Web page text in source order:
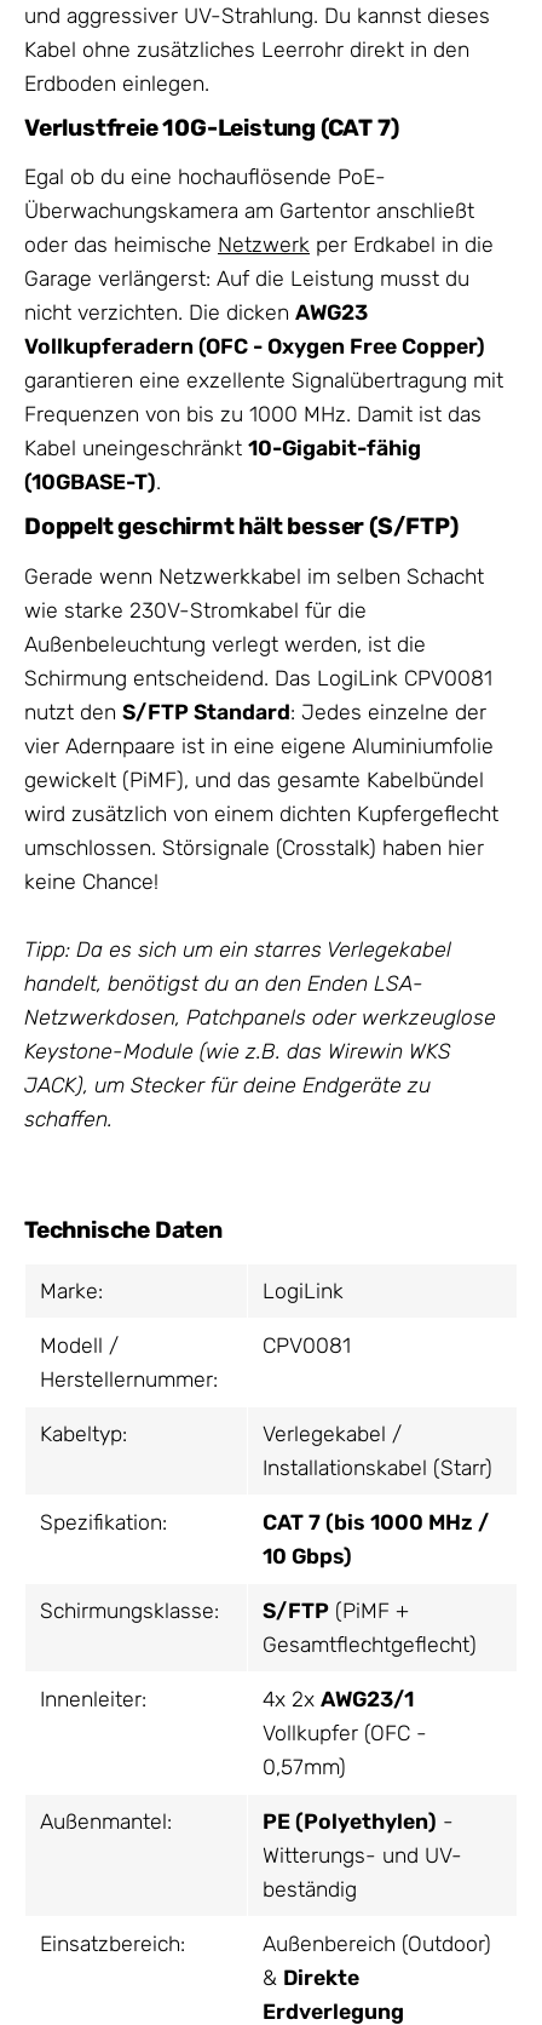
und aggressiver UV-Strahlung. Du kannst dieses
Kabel ohne zusätzliches Leerrohr direkt in den
Erdboden einlegen.
Verlustfreie 10G-Leistung (CAT 7)
Egal ob du eine hochauflösende PoE-
Überwachungskamera am Gartentor anschließt
oder das heimische Netzwerk per Erdkabel in die
Garage verlängerst: Auf die Leistung musst du
nicht verzichten. Die dicken AWG23
Vollkupferadern (OFC - Oxygen Free Copper)
garantieren eine exzellente Signalübertragung mit
Frequenzen von bis zu 1000 MHz. Damit ist das
Kabel uneingeschränkt 10-Gigabit-fähig
(10GBASE-T).
Doppelt geschirmt hält besser (S/FTP)
Gerade wenn Netzwerkkabel im selben Schacht
wie starke 230V-Stromkabel für die
Außenbeleuchtung verlegt werden, ist die
Schirmung entscheidend. Das LogiLink CPV0081
nutzt den S/FTP Standard: Jedes einzelne der
vier Adernpaare ist in eine eigene Aluminiumfolie
gewickelt (PiMF), und das gesamte Kabelbündel
wird zusätzlich von einem dichten Kupfergeflecht
umschlossen. Störsignale (Crosstalk) haben hier
keine Chance!
Tipp: Da es sich um ein starres Verlegekabel
handelt, benötigst du an den Enden LSA-
Netzwerkdosen, Patchpanels oder werkzeuglose
Keystone-Module (wie z.B. das Wirewin WKS
JACK), um Stecker für deine Endgeräte zu
schaffen.
Technische Daten
Marke: LogiLink
Modell /
Herstellernummer:
CPV0081
Kabeltyp:
Verlegekabel /
Installationskabel (Starr)
Spezifikation:
CAT 7 (bis 1000 MHz /
10 Gbps)
Schirmungsklasse: S/FTP (PiMF +
Gesamtflechtgeflecht)
Innenleiter: 4x 2x AWG23/1
Vollkupfer (OFC -
0,57mm)
Außenmantel: PE (Polyethylen) -
Witterungs- und UV-
beständig
Einsatzbereich:
Außenbereich (Outdoor)
& Direkte
Erdverlegung